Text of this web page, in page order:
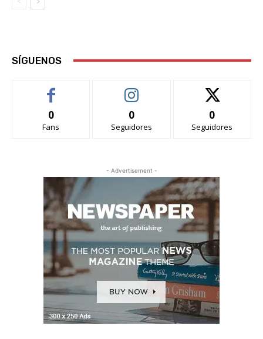
SÍGUENOS
0
Fans
0
Seguidores
0
Seguidores
- Advertisement -